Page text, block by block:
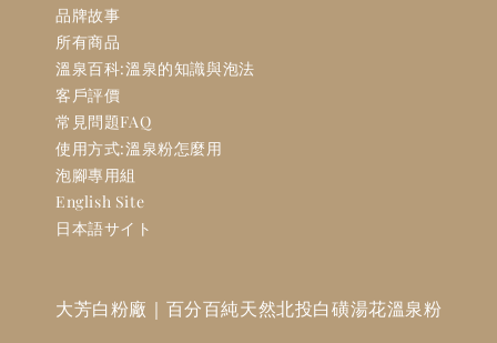
品牌故事
所有商品
溫泉百科:溫泉的知識與泡法
客戶評價
常見問題FAQ
使用方式:溫泉粉怎麼用
泡腳專用組
English Site
日本語サイト
大芳白粉廠｜百分百純天然北投白磺湯花溫泉粉